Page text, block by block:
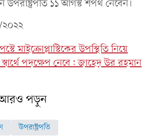
উপরাষ্ট্রপতি ১১ আগস্ট শপথ নেবেন।
মাইক্রোপ্লাস্টিকের উপস্থিতি নিয়ে
পদক্ষেপ নেবে: জাহেদ উর রহমান
পড়ুন
উপরাষ্ট্রপতি